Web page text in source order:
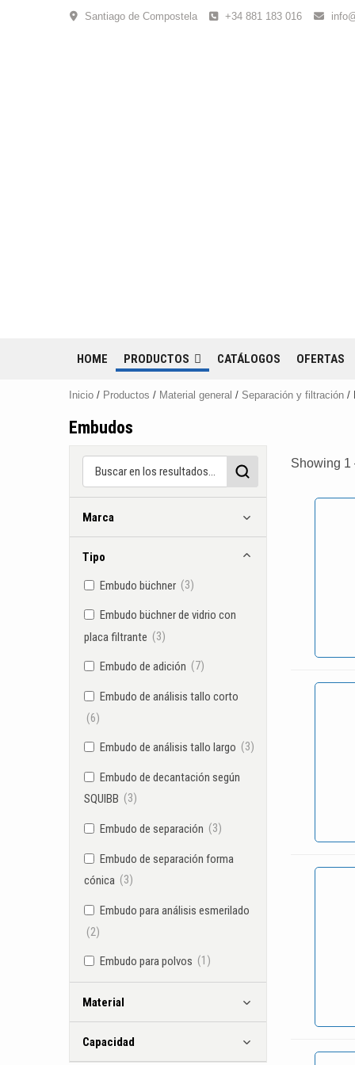
Santiago de Compostela +34 881 183 016
HOME PRODUCTOS CATÁLOGOS OFERTAS
Inicio / Productos / Material general / Separación y filtración /
Embudos
Marca
Tipo
Embudo büchner (3)
Embudo büchner de vidrio con
placa filtrante (3)
Embudo de adición (7)
Embudo de análisis tallo corto
(6)
Embudo de análisis tallo largo (3)
Embudo de decantación según
SQUIBB (3)
Embudo de separación (3)
Embudo de separación forma
cónica (3)
Embudo para análisis esmerilado
(2)
Embudo para polvos (1)
Material
Capacidad
Showing 1